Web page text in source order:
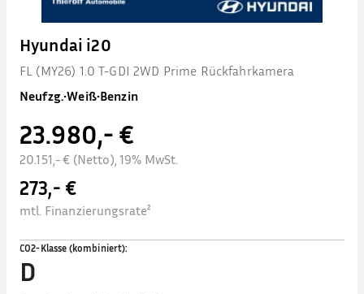
Hyundai i20
FL (MY26) 1.0 T-GDI 2WD Prime Rückfahrkamera
Neufzg.•Weiß•Benzin
23.980,- €
20.151,- € (Netto), 19% MwSt.
273,- €
mtl. Finanzierungsrate²
CO2-Klasse (kombiniert):
D